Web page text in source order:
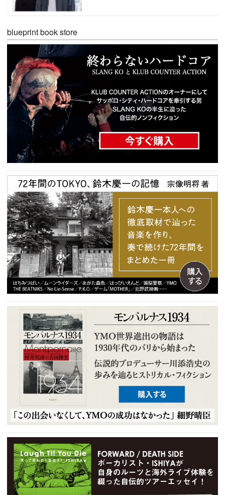
blueprint book store